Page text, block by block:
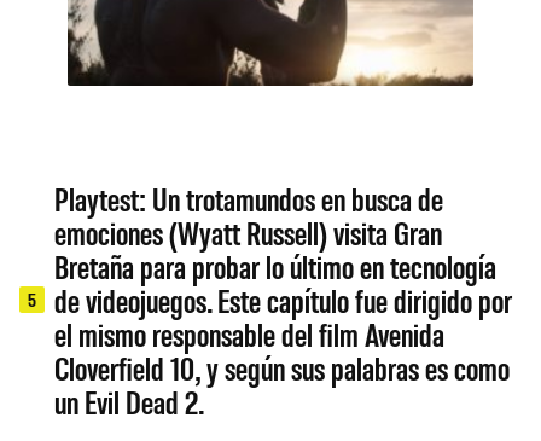
5
Playtest: Un trotamundos en busca de
emociones (Wyatt Russell) visita Gran
Bretaña para probar lo último en tecnología
de videojuegos. Este capítulo fue dirigido por
el mismo responsable del film Avenida
Cloverfield 10, y según sus palabras es como
un Evil Dead 2.